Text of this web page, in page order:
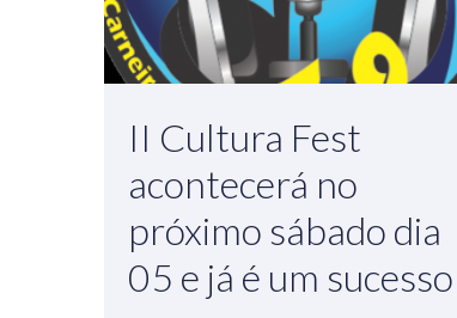
II Cultura Fest
acontecerá no
próximo sábado dia
05 e já é um sucesso